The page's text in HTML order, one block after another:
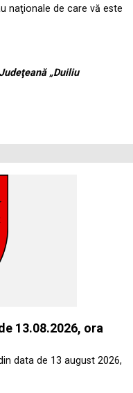
naţionale de care vă este
„Duiliu
13.08.2026, ora
data de 13 august 2026,